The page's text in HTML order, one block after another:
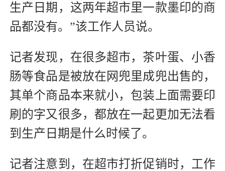
生产日期，这两年超市里一款墨印的商
品都没有。”该工作人员说。
记者发现，在很多超市，茶叶蛋、小香
肠等食品是被放在网兜里成兜出售的，
其单个商品本来就小，包装上面需要印
刷的字又很多，都放在一起更加无法看
到生产日期是什么时候了。
记者注意到，在超市打折促销时，工作